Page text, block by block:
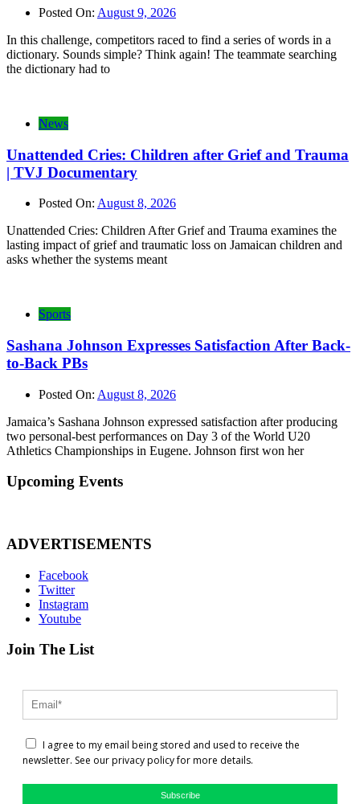
Posted On: August 9, 2026
In this challenge, competitors raced to find a series of words in a
dictionary. Sounds simple? Think again! The teammate searching
the dictionary had to
News
Unattended Cries: Children after Grief and Trauma
| TVJ Documentary
Posted On: August 8, 2026
Unattended Cries: Children After Grief and Trauma examines the
lasting impact of grief and traumatic loss on Jamaican children and
asks whether the systems meant
Sports
Sashana Johnson Expresses Satisfaction After Back-
to-Back PBs
Posted On: August 8, 2026
Jamaica’s Sashana Johnson expressed satisfaction after producing
two personal-best performances on Day 3 of the World U20
Athletics Championships in Eugene. Johnson first won her
Upcoming Events
ADVERTISEMENTS
Facebook
Twitter
Instagram
Youtube
Join The List
I agree to my email being stored and used to receive the
newsletter. See our privacy policy for more details.
Subscribe